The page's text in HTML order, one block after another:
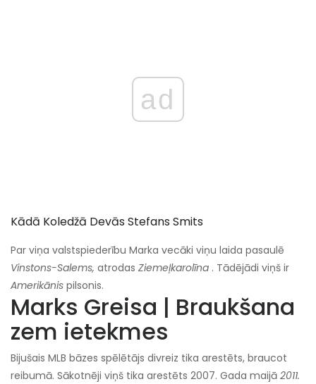
ad
Kādā Koledžā Devās Stefans Smits
Par viņa valstspiederību Marka vecāki viņu laida pasaulē
Vinstons-Salems, atrodas Ziemeļkarolīna . Tādējādi viņš ir
Amerikānis pilsonis.
Marks Greisa | Braukšana
zem ietekmes
Bijušais MLB bāzes spēlētājs divreiz tika arestēts, braucot
reibumā. Sākotnēji viņš tika arestēts 2007. Gada maijā 2011.